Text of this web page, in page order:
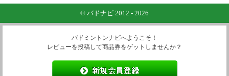
© バドナビ 2012 - 2026
バドミントンナビへようこそ！
レビューを投稿して商品券をゲットしませんか？